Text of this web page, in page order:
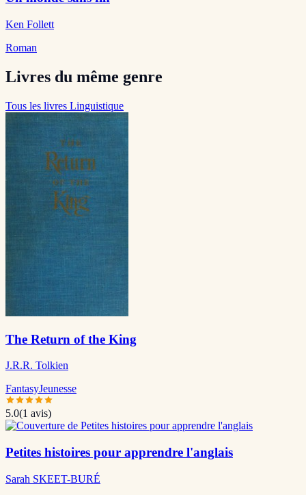
Ken Follett
Roman
Livres du même genre
Tous les livres Linguistique
The Return of the King
J.R.R. Tolkien
FantasyJeunesse
5.0(1 avis)
Petites histoires pour apprendre l'anglais
Sarah SKEET-BURÉ